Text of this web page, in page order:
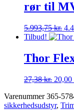
rør til
5.993,75kr.
Tilbud!
Thor
27,38kr. Den
pris
var:
20,00
Varenummer365-
sikkerhedsudstyr,